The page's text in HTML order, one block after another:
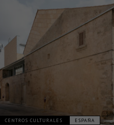
CENTROS CULTURALES ESPAÑA